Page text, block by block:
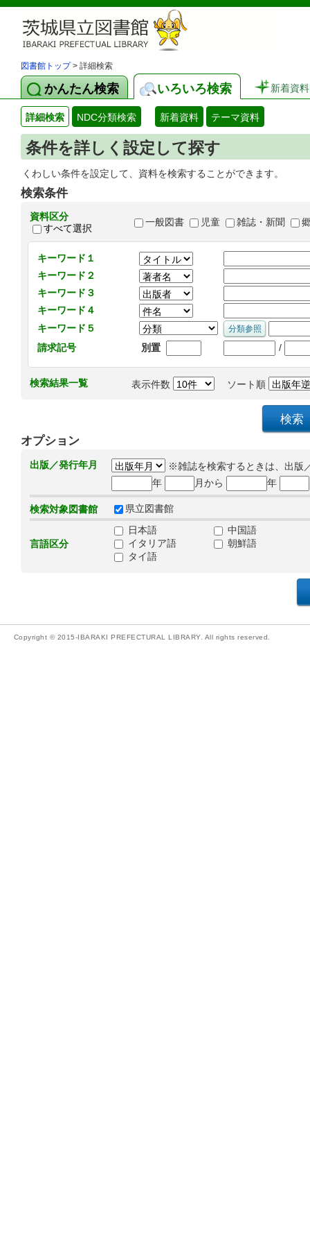
図書館トップ> 詳細検索
かんたん検索 いろいろ検索 新着資料
詳細検索 NDC分類検索 新着資料 テーマ資料
条件を詳しく設定して探す
くわしい条件を設定して、資料を検索することができます。
検索条件
資料区分
すべて選択
一般図書 児童 雑誌・新聞
キーワード１
キーワード２
キーワード３
キーワード４
キーワード５
請求記号
別置 /
検索結果一覧 表示件数 ソート順
オプション
出版／発行年月
※雑誌を検索するときは、出版
年
月から 年
検索対象図書館 県立図書館
言語区分
日本語
中国語
イタリア語
朝鮮語
タイ語
Copyright © 2015-IBARAKI PREFECTURAL LIBRARY. All rights reserved.